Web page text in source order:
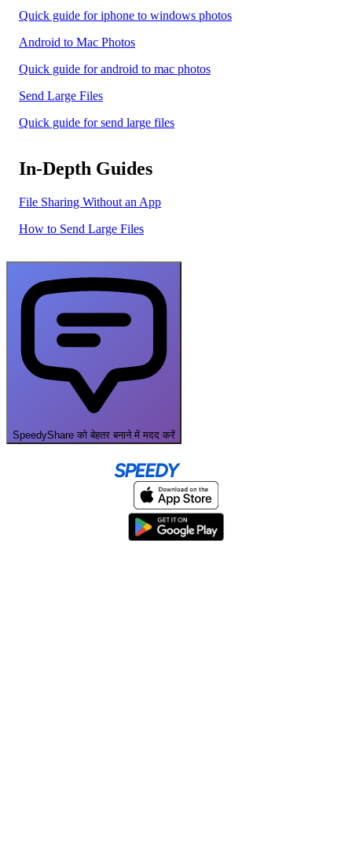
Quick guide for iphone to windows photos
Android to Mac Photos
Quick guide for android to mac photos
Send Large Files
Quick guide for send large files
In-Depth Guides
File Sharing Without an App
How to Send Large Files
SpeedyShare को बेहतर बनाने में मदद करें